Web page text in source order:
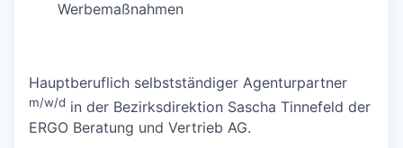
Werbemaßnahmen
Hauptberuflich selbstständiger Agenturpartner
m/w/d in der Bezirksdirektion Sascha Tinnefeld der
ERGO Beratung und Vertrieb AG.